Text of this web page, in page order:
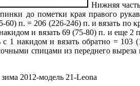
Нижняя
до пометки края правого
п. = 206 (226-246) п. и вязать по
и вязать 69 (75-80) п. и еще
с 1 накидом и вязать обратно =
спицами из переднего
2012-модель 21-Leona